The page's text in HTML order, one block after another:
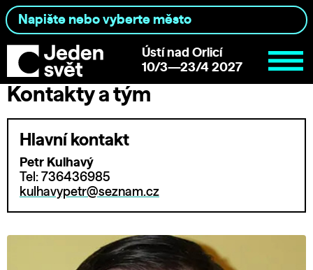
Ústí nad Orlicí
10/3—23/4 2027
Kontakty a tým
Hlavní kontakt
Petr Kulhavý
Tel: 736436985
kulhavypetr@seznam.cz